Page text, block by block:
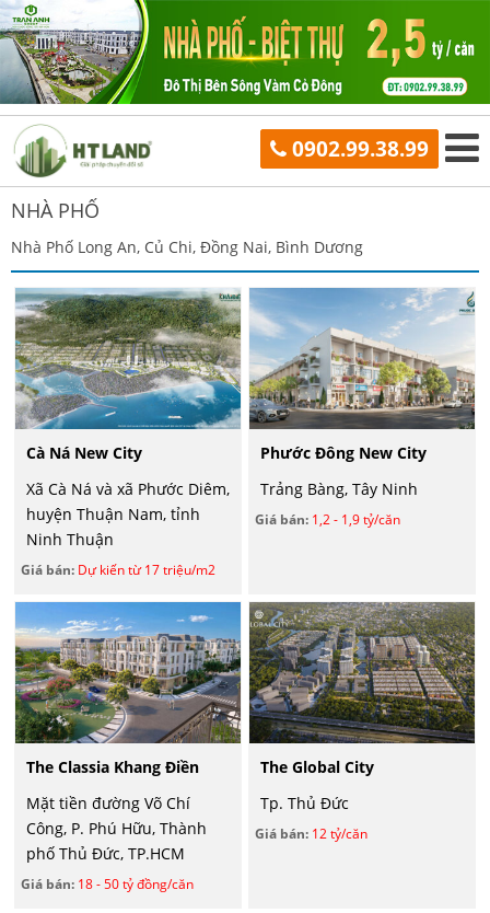
0902.99.38.99
NHÀ PHỐ
Nhà Phố Long An, Củ Chi, Đồng Nai, Bình Dương
Cà Ná New City
Xã Cà Ná và xã Phước Diêm,
huyện Thuận Nam, tỉnh
Ninh Thuận
Giá bán: Dự kiến từ 17 triệu/m2
Phước Đông New City
Trảng Bàng, Tây Ninh
Giá bán: 1,2 - 1,9 tỷ/căn
The Classia Khang Điền
Mặt tiền đường Võ Chí
Công, P. Phú Hữu, Thành
phố Thủ Đức, TP.HCM
Giá bán: 18 - 50 tỷ đồng/căn
The Global City
Tp. Thủ Đức
Giá bán: 12 tỷ/căn